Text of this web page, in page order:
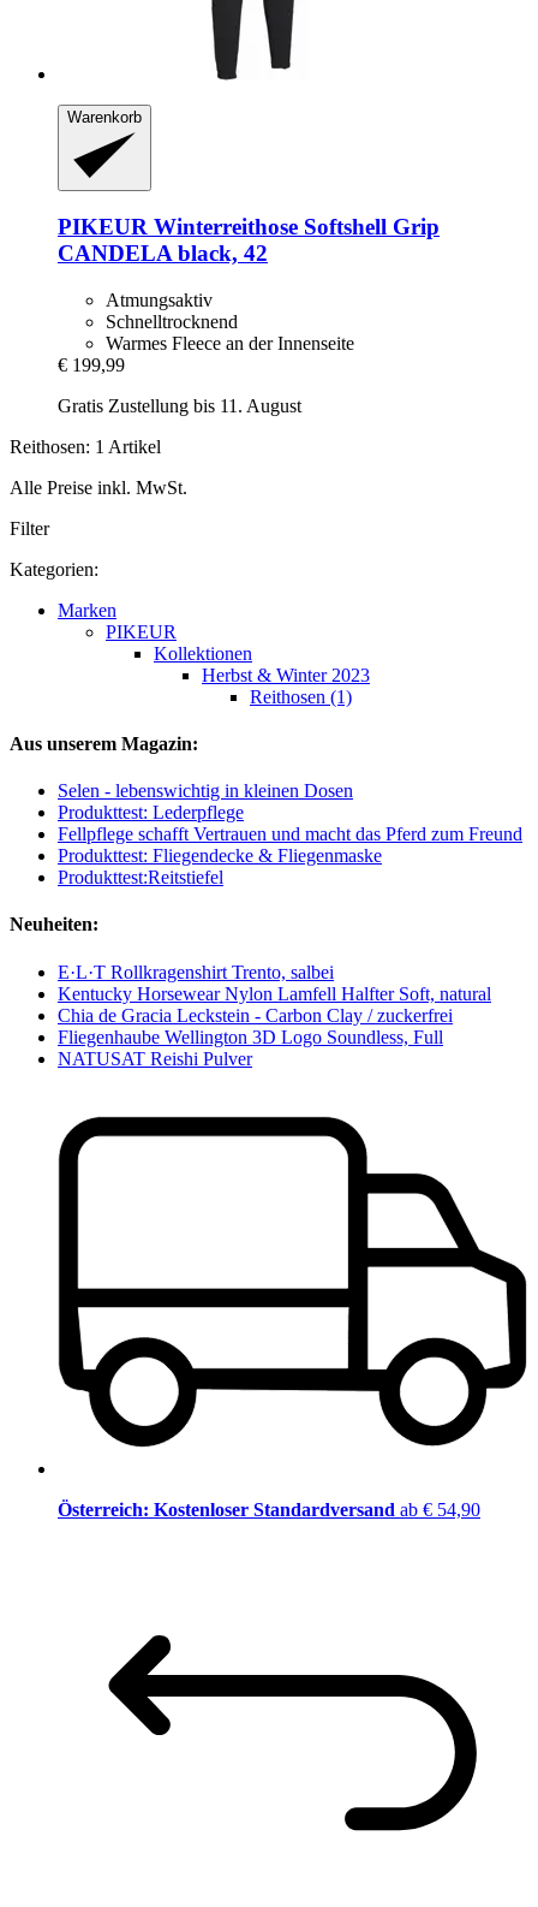
Warenkorb
PIKEUR Winterreithose Softshell Grip
CANDELA black, 42
Atmungsaktiv
Schnelltrocknend
Warmes Fleece an der Innenseite
€ 199,99
Gratis Zustellung bis 11. August
Reithosen: 1 Artikel
Alle Preise inkl. MwSt.
Filter
Kategorien:
Marken
PIKEUR
Kollektionen
Herbst & Winter 2023
Reithosen (1)
Aus unserem Magazin:
Selen - lebenswichtig in kleinen Dosen
Produkttest: Lederpflege
Fellpflege schafft Vertrauen und macht das Pferd zum Freund
Produkttest: Fliegendecke & Fliegenmaske
Produkttest:Reitstiefel
Neuheiten:
E·L·T Rollkragenshirt Trento, salbei
Kentucky Horsewear Nylon Lamfell Halfter Soft, natural
Chia de Gracia Leckstein - Carbon Clay / zuckerfrei
Fliegenhaube Wellington 3D Logo Soundless, Full
NATUSAT Reishi Pulver
Österreich: Kostenloser Standardversand ab € 54,90